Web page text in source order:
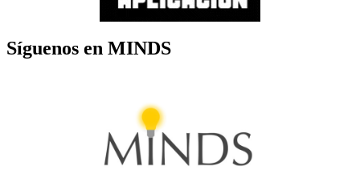
Síguenos en MINDS